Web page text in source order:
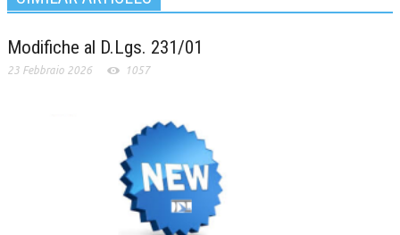
Modifiche al D.Lgs. 231/01
23 Febbraio 2026 1057